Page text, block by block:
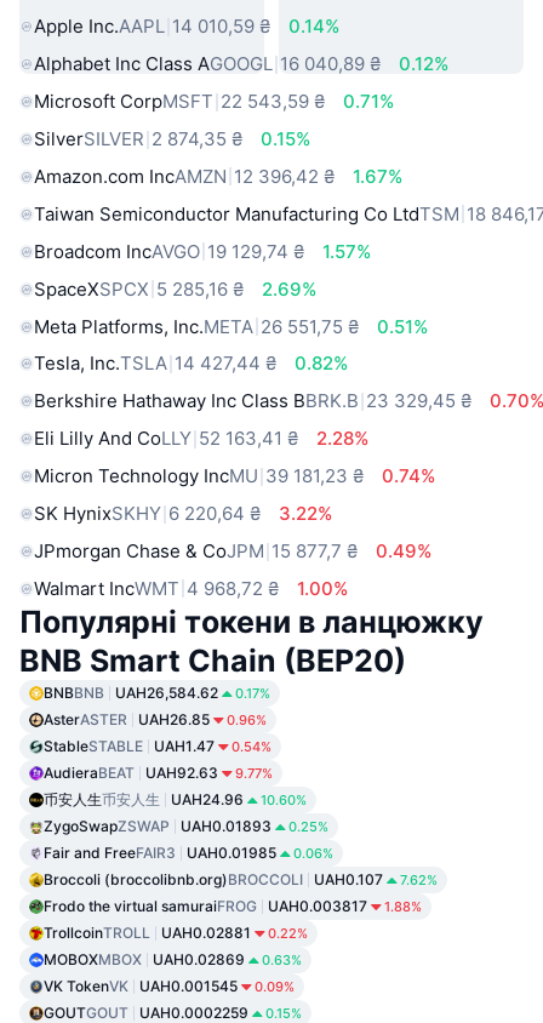
Apple Inc.AAPL 14 010,59 ₴
0.14%
Alphabet Inc Class AGOOGL 16 040,89 ₴
0.12%
Microsoft CorpMSFT 22 543,59 ₴
0.71%
SilverSILVER 2 874,35 ₴
0.15%
Amazon.com IncAMZN 12 396,42 ₴
1.67%
Taiwan Semiconductor Manufacturing Co LtdTSM 18
Broadcom IncAVGO 19 129,74 ₴
1.57%
SpaceXSPCX 5 285,16 ₴
2.69%
Meta Platforms, Inc.META 26 551,75 ₴
0.51%
Tesla, Inc.TSLA 14 427,44 ₴
0.82%
Berkshire Hathaway Inc Class BBRK.B 23 329,45 ₴
Eli Lilly And CoLLY 52 163,41 ₴
2.28%
Micron Technology IncMU 39 181,23 ₴
0.74%
SK HynixSKHY 6 220,64 ₴
3.22%
JPmorgan Chase & CoJPM 15 877,7 ₴
0.49%
Walmart IncWMT 4 968,72 ₴ 1.00%
Популярні токени в ланцюжку
BNB Smart Chain (BEP20)
BNBBNB UAH26,584.62 0.17%
AsterASTER UAH26.85 0.96%
StableSTABLE UAH1.47 0.54%
AudieraBEAT UAH92.63 9.77%
币安人生币安人生 UAH24.96 10.60%
ZygoSwapZSWAP UAH0.01893 0.25%
Fair and FreeFAIR3 UAH0.01985 0.06%
Broccoli (broccolibnb.org)BROCCOLI UAH0.107 7.62%
Frodo the virtual samuraiFROG UAH0.003817 1.88%
TrollcoinTROLL UAH0.02881 0.22%
MOBOXMBOX UAH0.02869 0.63%
VK TokenVK UAH0.001545 0.09%
GOUTGOUT UAH0.0002259 0.15%